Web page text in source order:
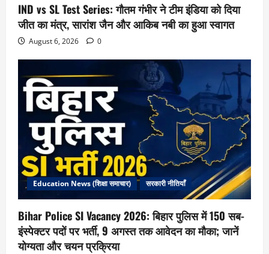
IND vs SL Test Series: गौतम गंभीर ने टीम इंडिया को दिया
जीत का मंत्र, सारांश जैन और आकिब नबी का हुआ स्वागत
August 6, 2026 0
Education News (शिक्षा समाचार) सरकारी नीतियाँ
Bihar Police SI Vacancy 2026: बिहार पुलिस में 150 सब-
इंस्पेक्टर पदों पर भर्ती, 9 अगस्त तक आवेदन का मौका; जानें
योग्यता और चयन प्रक्रिया